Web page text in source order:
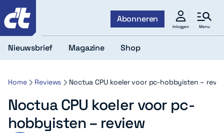
Abonneren
Inloggen Menu
Nieuwsbrief Magazine Shop
Home Reviews Noctua CPU koeler voor pc-hobbyisten –
Noctua CPU koeler voor pc-
hobbyisten – review